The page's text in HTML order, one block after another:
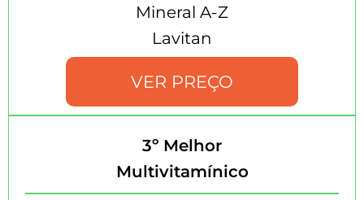
Mineral A-Z
Lavitan
VER PREÇO
3º Melhor
Multivitamínico